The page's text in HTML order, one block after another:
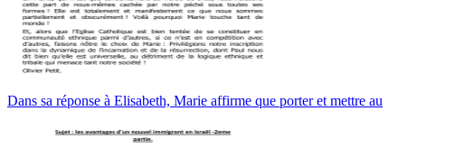
Dans sa réponse à Elisabeth, Marie affirme que porter et mettre au